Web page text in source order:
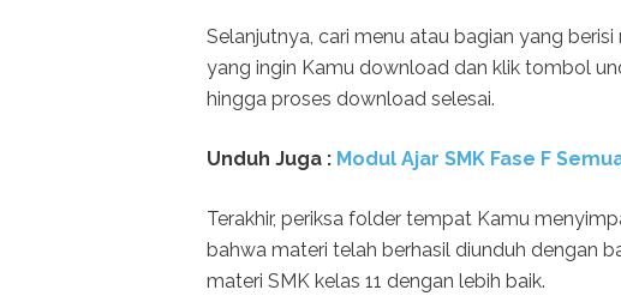
Selanjutnya, cari menu atau bagian yang
yang ingin Kamu download dan klik tombol
hingga proses download selesai.
Unduh Juga : Modul Ajar SMK Fase F
Terakhir, periksa folder tempat Kamu
bahwa materi telah berhasil diunduh dengan
materi SMK kelas 11 dengan lebih baik.